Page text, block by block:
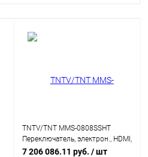
TNTV/TNT MMS-0808SSHT
Переключатель, электрон., HDMI,
8 8 устройств, без шнуров,
7 206 086.11 руб. / шт